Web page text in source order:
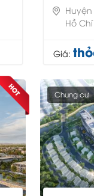
Hồ
Giá:
Chung cư